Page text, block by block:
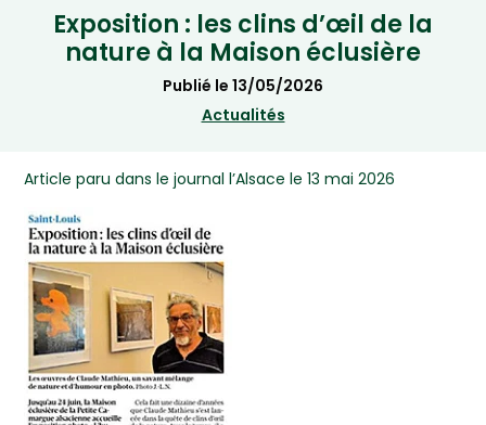
Exposition : les clins d’œil de la
nature à la Maison éclusière
Publié le 13/05/2026
Actualités
Article paru dans le journal l’Alsace le 13 mai 2026